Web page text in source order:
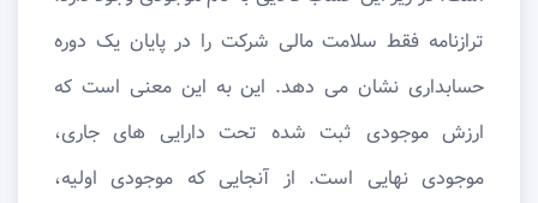
ترازنامه فقط سلامت مالی شرکت را در پایان یک دوره
حسابداری نشان می دهد. این به این معنی است که
ارزش موجودی ثبت شده تحت دارایی های جاری،
موجودی نهایی است. از آنجایی که موجودی اولیه،